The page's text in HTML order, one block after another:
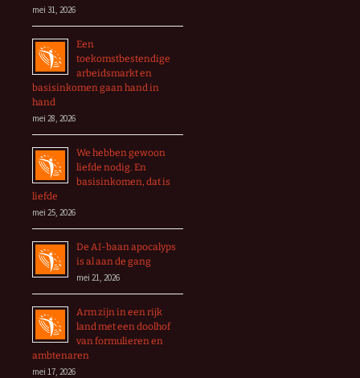
mei 31, 2026
Een
toekomstbestendige
arbeidsmarkt en
basisinkomen gaan hand in
hand
mei 28, 2026
We hebben gewoon
liefde nodig. En
basisinkomen, dat is
liefde
mei 25, 2026
De AI-baan apocalyps
is al aan de gang
mei 21, 2026
Arm zijn in een rijk
land met een doolhof
van formulieren en
ambtenaren
mei 17, 2026